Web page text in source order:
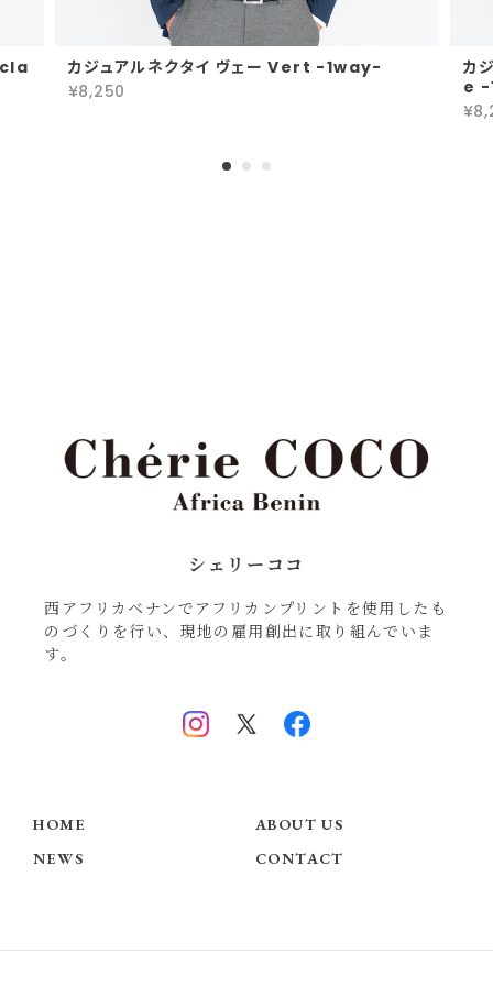
cla
カジュアルネクタイ ヴェー Vert -1way-
¥8,250
カ
e
シェリーココ
西アフリカベナンでアフリカンプリントを使用したも
のづくりを行い、現地の雇用創出に取り組んでいま
す。
HOME
ABOUT US
NEWS
CONTACT